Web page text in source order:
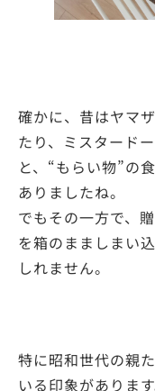
確かに、昔はヤマ
たり、ミスタード
と、“もらい物”の
ありましたね。
でもその一方で、
を箱のまましまい
しれません。
特に昭和世代の親
いる印象があります